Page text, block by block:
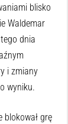
blisko
Waldemar
dnia
i zmiany
wyniku.
blokował grę